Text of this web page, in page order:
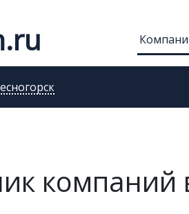
компаний